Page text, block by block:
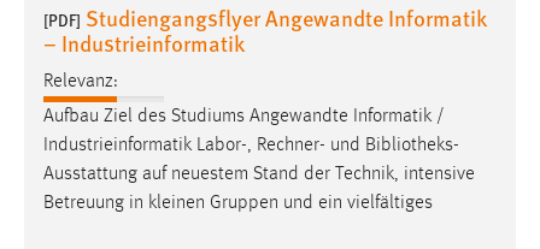
[PDF] Studiengangsflyer Angewandte Informatik
– Industrieinformatik
Relevanz:
Aufbau Ziel des Studiums Angewandte Informatik /
Industrieinformatik Labor-, Rechner- und Bibliotheks-
Ausstattung auf neuestem Stand der Technik, intensive
Betreuung in kleinen Gruppen und ein vielfältiges
Name:
_fbp
Anbieter:
Facebook
Zweck:
Conversion-Tracking